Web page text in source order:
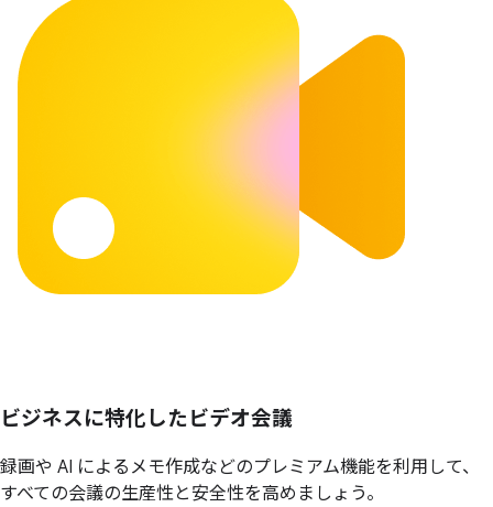
ビジネスに特化したビデオ会議
録画や AI によるメモ作成などのプレミアム機能を利用して、
すべての会議の生産性と安全性を高めましょう。